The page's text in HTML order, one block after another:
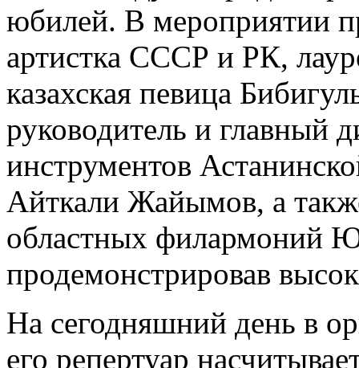
юбилей. В мероприятии
артистка СССР и РК,
казахская певица
руководитель и главный
инструментов
Айткали Жайымов, а
областных филармоний
продемонстрировав
На сегодняшний день в
его репертуар